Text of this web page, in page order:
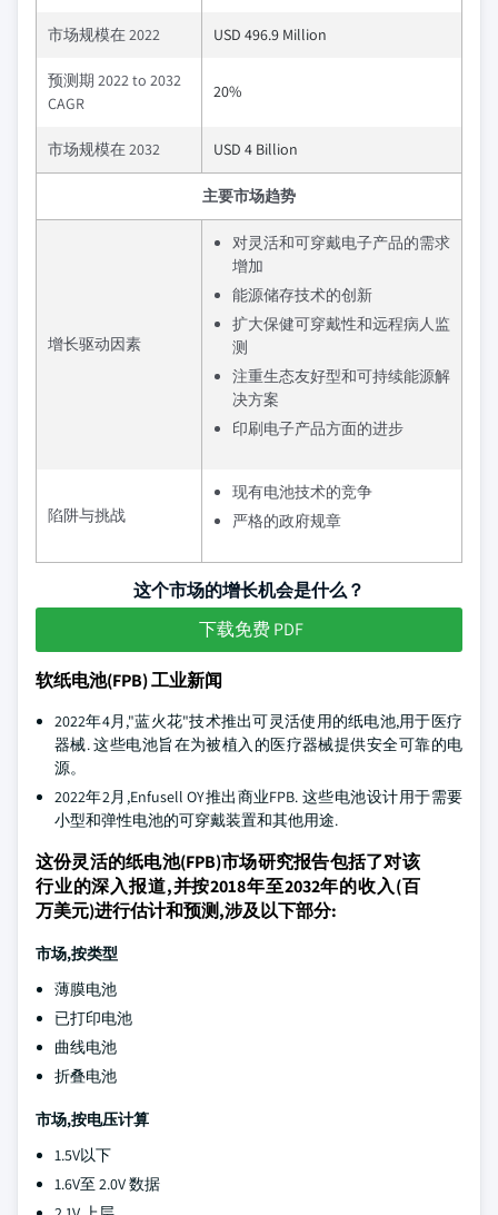
市场规模在 2022 USD 496.9 Million
预测期 2022 to 2032
CAGR
20%
市场规模在 2032 USD 4 Billion
主要市场趋势
增长驱动因素
对灵活和可穿戴电子产品的需求
增加
能源储存技术的创新
扩大保健可穿戴性和远程病人监
测
注重生态友好型和可持续能源解
决方案
印刷电子产品方面的进步
陷阱与挑战
现有电池技术的竞争
严格的政府规章
这个市场的增长机会是什么？
下载免费 PDF
软纸电池(FPB) 工业新闻
2022年4月,"蓝火花"技术推出可灵活使用的纸电池,用于医疗
器械. 这些电池旨在为被植入的医疗器械提供安全可靠的电
源。
2022年2月,Enfusell OY推出商业FPB. 这些电池设计用于需要
小型和弹性电池的可穿戴装置和其他用途.
这份灵活的纸电池(FPB)市场研究报告包括了对该
行业的深入报道,并按2018年至2032年的收入(百
万美元)进行估计和预测,涉及以下部分:
市场,按类型
薄膜电池
已打印电池
曲线电池
折叠电池
市场,按电压计算
1.5V以下
1.6V至 2.0V 数据